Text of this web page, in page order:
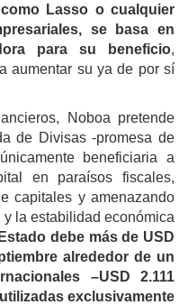
Lasso o cualquier
se basa en
para su beneficio,
aumentar su ya de por sí
Noboa pretende
de Divisas -promesa de
beneficiaria a
en paraísos fiscales,
capitales y amenazando
la estabilidad económica
debe más de USD
alrededor de un
–USD 2.111
exclusivamente